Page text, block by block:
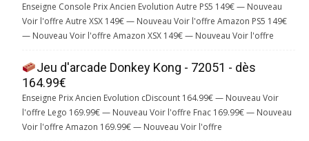
Enseigne Console Prix Ancien Evolution Autre PS5 149€ — Nouveau
Voir l'offre Autre XSX 149€ — Nouveau Voir l'offre Amazon PS5 149€
— Nouveau Voir l'offre Amazon XSX 149€ — Nouveau Voir l'offre
Jeu d'arcade Donkey Kong - 72051 - dès
164.99€
Enseigne Prix Ancien Evolution cDiscount 164.99€ — Nouveau Voir
l'offre Lego 169.99€ — Nouveau Voir l'offre Fnac 169.99€ — Nouveau
Voir l'offre Amazon 169.99€ — Nouveau Voir l'offre